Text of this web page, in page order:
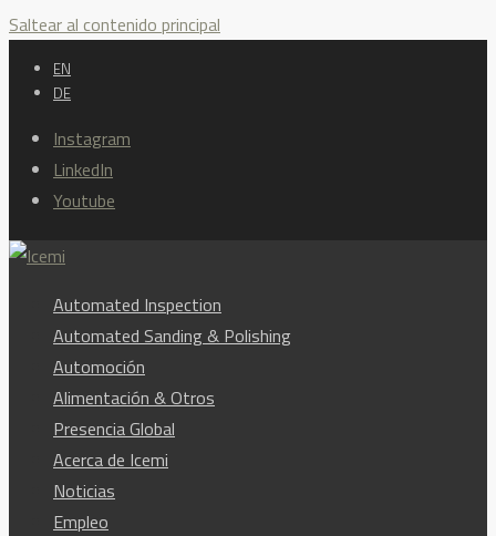
Saltear al contenido principal
EN
DE
Instagram
LinkedIn
Youtube
Automated Inspection
Automated Sanding & Polishing
Automoción
Alimentación & Otros
Presencia Global
Acerca de Icemi
Noticias
Empleo